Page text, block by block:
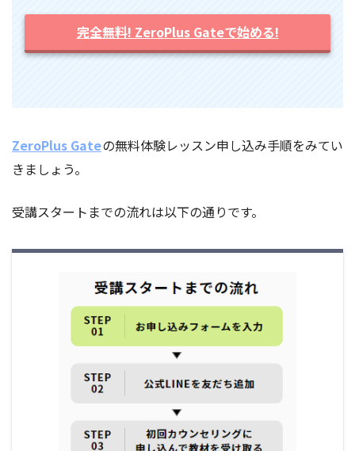
完全無料! ZeroPlus Gateで始める!
ZeroPlus Gateの無料体験レッスン申し込み手順をみてい
きましょう。
受講スタートまでの流れは以下の通りです。